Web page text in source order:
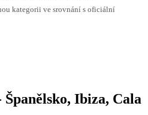
kategorii ve srovnání s oficiální
Ibiza, Cala